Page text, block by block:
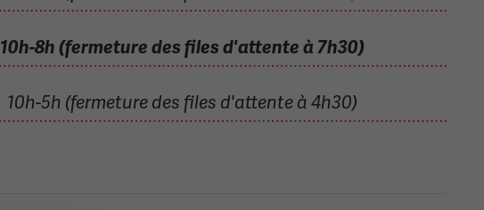
10h-8h (fermeture des files d'attente à 7h30)
10h-5h (fermeture des files d'attente à 4h30)